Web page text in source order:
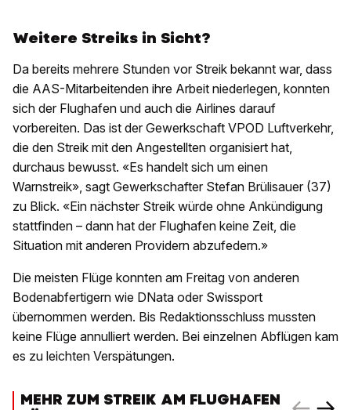
Weitere Streiks in Sicht?
Da bereits mehrere Stunden vor Streik bekannt war, dass
die AAS-Mitarbeitenden ihre Arbeit niederlegen, konnten
sich der Flughafen und auch die Airlines darauf
vorbereiten. Das ist der Gewerkschaft VPOD Luftverkehr,
die den Streik mit den Angestellten organisiert hat,
durchaus bewusst. «Es handelt sich um einen
Warnstreik», sagt Gewerkschafter Stefan Brülisauer (37)
zu Blick. «Ein nächster Streik würde ohne Ankündigung
stattfinden – dann hat der Flughafen keine Zeit, die
Situation mit anderen Providern abzufedern.»
Die meisten Flüge konnten am Freitag von anderen
Bodenabfertigern wie DNata oder Swissport
übernommen werden. Bis Redaktionsschluss mussten
keine Flüge annulliert werden. Bei einzelnen Abflügen kam
es zu leichten Verspätungen.
MEHR ZUM STREIK AM FLUGHAFEN